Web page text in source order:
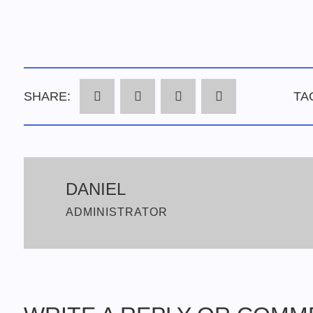
SHARE:
DANIEL
ADMINISTRATOR